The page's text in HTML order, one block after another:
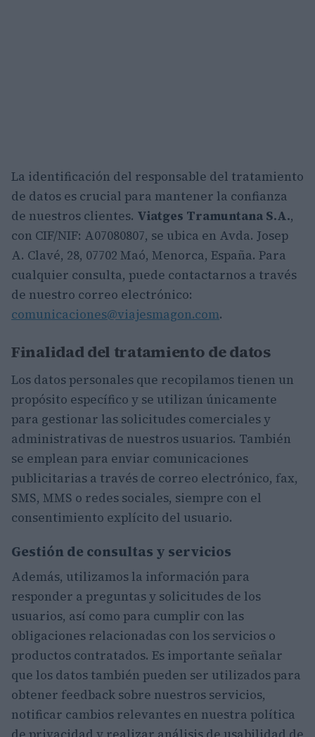
La identificación del responsable del tratamiento
de datos es crucial para mantener la confianza
de nuestros clientes. Viatges Tramuntana S.A.,
con CIF/NIF: A07080807, se ubica en Avda. Josep
A. Clavé, 28, 07702 Maó, Menorca, España. Para
cualquier consulta, puede contactarnos a través
de nuestro correo electrónico:
comunicaciones@viajesmagon.com.
Finalidad del tratamiento de datos
Los datos personales que recopilamos tienen un
propósito específico y se utilizan únicamente
para gestionar las solicitudes comerciales y
administrativas de nuestros usuarios. También
se emplean para enviar comunicaciones
publicitarias a través de correo electrónico, fax,
SMS, MMS o redes sociales, siempre con el
consentimiento explícito del usuario.
Gestión de consultas y servicios
Además, utilizamos la información para
responder a preguntas y solicitudes de los
usuarios, así como para cumplir con las
obligaciones relacionadas con los servicios o
productos contratados. Es importante señalar
que los datos también pueden ser utilizados para
obtener feedback sobre nuestros servicios,
notificar cambios relevantes en nuestra política